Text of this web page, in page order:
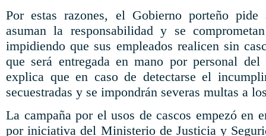
Por estas razones, el Gobierno porteño
asuman la responsabilidad y se
impidiendo que sus empleados realicen sin
que será entregada en mano por personal
explica que en caso de detectarse el
secuestradas y se impondrán severas multas a
La campaña por el usos de cascos empezó en
por iniciativa del Ministerio de Justicia y